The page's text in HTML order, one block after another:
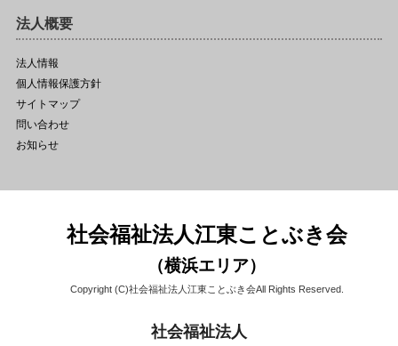
法人概要
法人情報
個人情報保護方針
サイトマップ
問い合わせ
お知らせ
社会福祉法人江東ことぶき会
（横浜エリア）
Copyright (C)社会福祉法人江東ことぶき会All Rights Reserved.
社会福祉法人